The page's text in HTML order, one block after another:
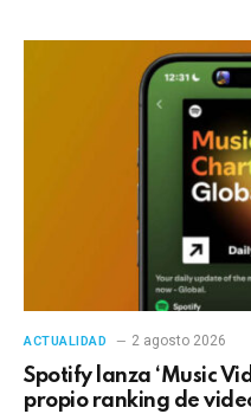
ACTUALIDAD 2 agosto 2026
Spotify lanza ‘Music
propio ranking de